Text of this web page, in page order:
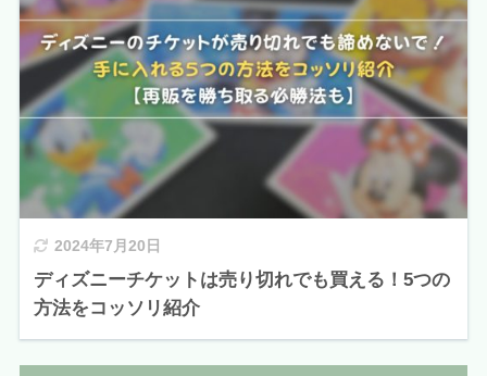
2024年7月20日
ディズニーチケットは売り切れでも買える！5つの
方法をコッソリ紹介